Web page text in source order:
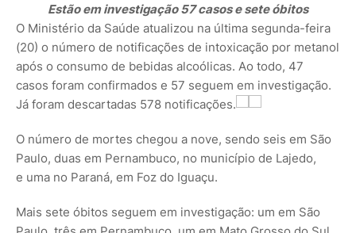
Estão em investigação 57 casos e sete óbitos
O Ministério da Saúde atualizou na última segunda-feira
(20) o número de notificações de intoxicação por metanol
após o consumo de bebidas alcoólicas. Ao todo, 47
casos foram confirmados e 57 seguem em investigação.
Já foram descartadas 578 notificações.
O número de mortes chegou a nove, sendo seis em São
Paulo, duas em Pernambuco, no município de Lajedo,
e uma no Paraná, em Foz do Iguaçu.
Mais sete óbitos seguem em investigação: um em São